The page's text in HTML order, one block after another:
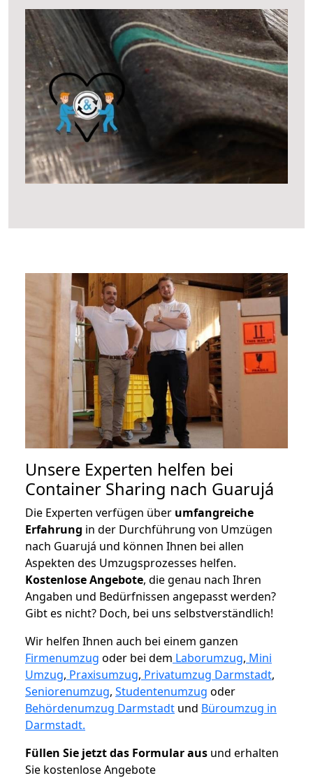
Unsere Experten helfen bei
Container Sharing nach Guarujá
Die Experten verfügen über umfangreiche
Erfahrung in der Durchführung von Umzügen
nach Guarujá und können Ihnen bei allen
Aspekten des Umzugsprozesses helfen.
Kostenlose Angebote, die genau nach Ihren
Angaben und Bedürfnissen angepasst werden?
Gibt es nicht? Doch, bei uns selbstverständlich!
Wir helfen Ihnen auch bei einem ganzen
Firmenumzug oder bei dem Laborumzug, Mini
Umzug, Praxisumzug, Privatumzug Darmstadt,
Seniorenumzug, Studentenumzug oder
Behördenumzug Darmstadt und Büroumzug in
Darmstadt.
Füllen Sie jetzt das Formular aus und erhalten
Sie kostenlose Angebote